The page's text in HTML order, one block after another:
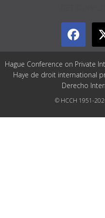
Hague Conference on Private
Haye de droit international
Derecho
© HCCH 1951-